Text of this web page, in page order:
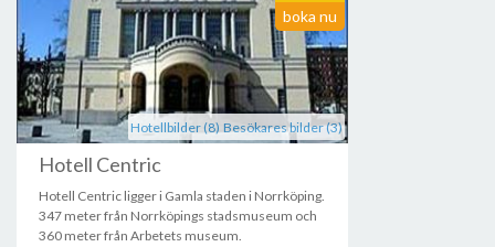
boka nu
Hotellbilder (8) Besökares bilder (3)
Hotell Centric
Hotell Centric ligger i Gamla staden i Norrköping.
347 meter från Norrköpings stadsmuseum och
360 meter från Arbetets museum.